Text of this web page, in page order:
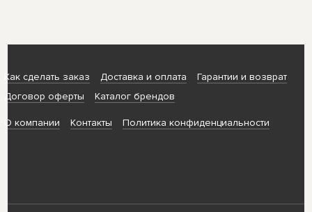
Как сделать заказ Доставка и оплата
Гарантии и возврат
Договор оферты
Каталог брендов
О компании Контакты Политика конфиденциальности